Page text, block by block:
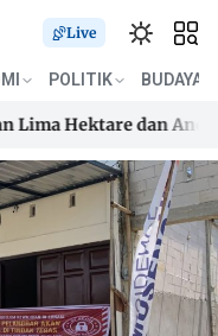
Live
POLITIK BUDAYA
Hektare dan Ancam
Hektare dan Ancam